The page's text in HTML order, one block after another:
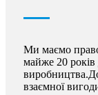
Ми маємо
майже 20 років
взаємної